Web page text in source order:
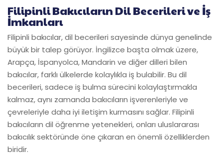
Filipinli Bakıcıların Dil Becerileri ve İş
İmkanları
Filipinli bakıcılar, dil becerileri sayesinde dünya genelinde
büyük bir talep görüyor. İngilizce başta olmak üzere,
Arapça, İspanyolca, Mandarin ve diğer dilleri bilen
bakıcılar, farklı ülkelerde kolaylıkla iş bulabilir. Bu dil
becerileri, sadece iş bulma sürecini kolaylaştırmakla
kalmaz, aynı zamanda bakıcıların işverenleriyle ve
çevreleriyle daha iyi iletişim kurmasını sağlar. Filipinli
bakıcıların dil öğrenme yetenekleri, onları uluslararası
bakıcılık sektöründe öne çıkaran en önemli özelliklerden
biridir.